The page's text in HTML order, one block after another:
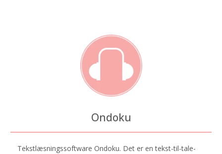
Ondoku
Tekstlæsningssoftware Ondoku. Det er en tekst-til-tale-